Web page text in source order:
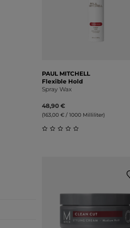
PAUL MITCHELL
Flexible Hold
Spray Wax
48,90 €
(163,00 € / 1000 Milliliter)